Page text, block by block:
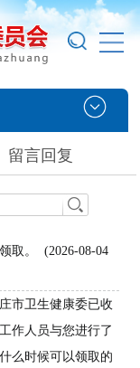
留言回复